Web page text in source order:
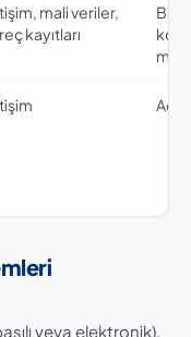
mali veriler,
kayıtları
Bir
m.
Açık
veya elektronik),